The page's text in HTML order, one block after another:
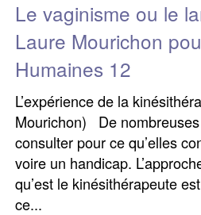
Le vaginisme ou le
Laure Mourichon
Humaines 12
L’expérience de la
Mourichon) De
consulter pour ce qu’elles
voire un handicap.
qu’est le kinésithérapeute
ce...